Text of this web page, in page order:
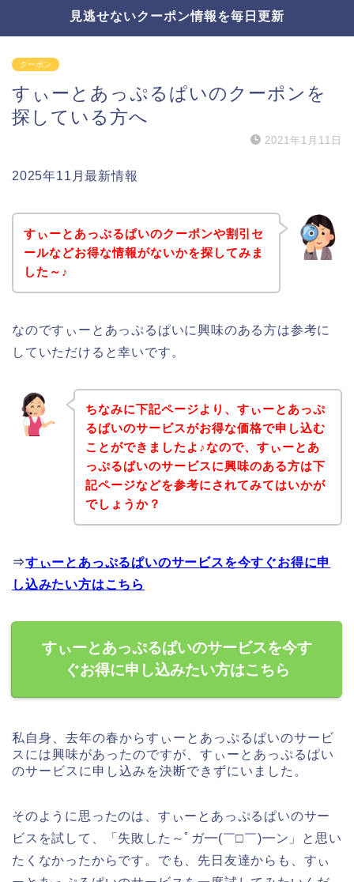
見逃せないクーポン情報を毎日更新
クーポン
すぃーとあっぷるぱいのクーポンを
探している方へ
2021年1月11日
2025年11月最新情報
すぃーとあっぷるぱいのクーポンや割引セ
ールなどお得な情報がないかを探してみま
した～♪
なのですぃーとあっぷるぱいに興味のある方は参考に
していただけると幸いです。
ちなみに下記ページより、すぃーとあっぷ
るぱいのサービスがお得な価格で申し込む
ことができましたよ♪なので、すぃーとあ
っぷるぱいのサービスに興味のある方は下
記ページなどを参考にされてみてはいかが
でしょうか？
⇒すぃーとあっぷるぱいのサービスを今すぐお得に申
し込みたい方はこちら
すぃーとあっぷるぱいのサービスを今す
ぐお得に申し込みたい方はこちら
私自身、去年の春からすぃーとあっぷるぱいのサービ
スには興味があったのですが、すぃーとあっぷるぱい
のサービスに申し込みを決断できずにいました。
そのように思ったのは、すぃーとあっぷるぱいのサー
ビスを試して、「失敗した～ﾟガ━(￣□￣)━ン」と思い
たくなかったからです。でも、先日友達からも、すぃ